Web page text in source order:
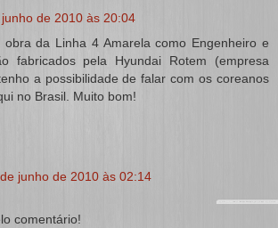
de 2010 às 20:04
obra da Linha 4 Amarela como Engenheiro e
fabricados pela Hyundai Rotem (empresa
a possibilidade de falar com os coreanos
no Brasil. Muito bom!
junho de 2010 às 02:14
comentário!